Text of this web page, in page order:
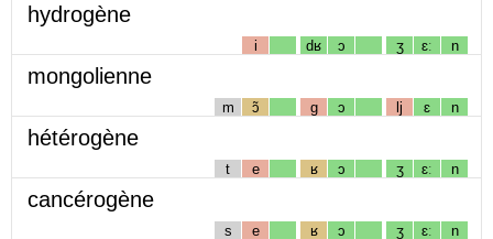
hydrogène
i dʁ ɔ ʒ ɛː n
mongolienne
m ɔ̃ g ɔ lj ɛ n
hétérogène
t e ʁ ɔ ʒ ɛː n
cancérogène
s e ʁ ɔ ʒ ɛː n